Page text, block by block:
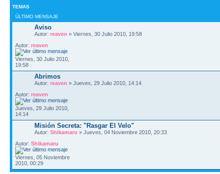
TEMAS
ÚLTIMO MENSAJE
Aviso
Autor: reaven » Viernes, 30 Julio 2010, 19:58
Autor: reaven
Viernes, 30 Julio 2010,
19:58
Abrimos
Autor: reaven » Jueves, 29 Julio 2010, 14:14
Autor: reaven
Jueves, 29 Julio 2010,
14:14
Misión Secreta: "Rasgar El Velo"
Autor: Shikamaru » Jueves, 04 Noviembre 2010, 20:33
Autor: Shikamaru
Viernes, 05 Noviembre
2010, 00:29